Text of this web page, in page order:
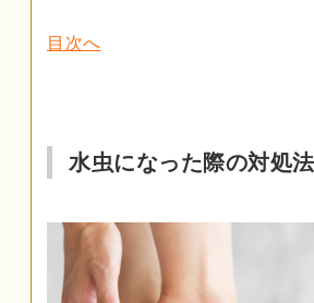
目次へ
水虫になった際の対処法